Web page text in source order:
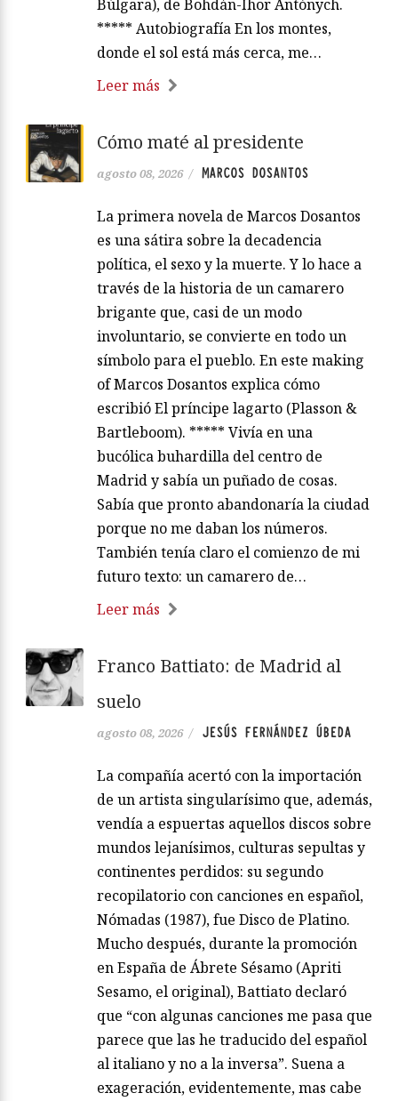
Búlgara), de Bohdán-Íhor Antónych.
***** Autobiografía En los montes,
donde el sol está más cerca, me…
Leer más
Cómo maté al presidente
agosto 08, 2026 / MARCOS DOSANTOS
La primera novela de Marcos Dosantos
es una sátira sobre la decadencia
política, el sexo y la muerte. Y lo hace a
través de la historia de un camarero
brigante que, casi de un modo
involuntario, se convierte en todo un
símbolo para el pueblo. En este making
of Marcos Dosantos explica cómo
escribió El príncipe lagarto (Plasson &
Bartleboom). ***** Vivía en una
bucólica buhardilla del centro de
Madrid y sabía un puñado de cosas.
Sabía que pronto abandonaría la ciudad
porque no me daban los números.
También tenía claro el comienzo de mi
futuro texto: un camarero de…
Leer más
Franco Battiato: de Madrid al
suelo
agosto 08, 2026 / JESÚS FERNÁNDEZ ÚBEDA
La compañía acertó con la importación
de un artista singularísimo que, además,
vendía a espuertas aquellos discos sobre
mundos lejanísimos, culturas sepultas y
continentes perdidos: su segundo
recopilatorio con canciones en español,
Nómadas (1987), fue Disco de Platino.
Mucho después, durante la promoción
en España de Ábrete Sésamo (Apriti
Sesamo, el original), Battiato declaró
que “con algunas canciones me pasa que
parece que las he traducido del español
al italiano y no a la inversa”. Suena a
exageración, evidentemente, mas cabe